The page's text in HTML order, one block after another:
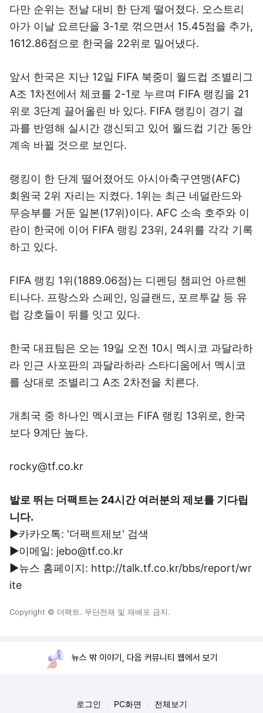
다만 순위는 전날 대비 한 단계 떨어졌다. 오스트리
아가 이날 요르단을 3-1로 꺾으면서 15.45점을 추가,
1612.86점으로 한국을 22위로 밀어냈다.
앞서 한국은 지난 12일 FIFA 북중미 월드컵 조별리그
A조 1차전에서 체코를 2-1로 누르며 FIFA 랭킹을 21
위로 3단계 끌어올린 바 있다. FIFA 랭킹이 경기 결
과를 반영해 실시간 갱신되고 있어 월드컵 기간 동안
계속 바뀔 것으로 보인다.
랭킹이 한 단계 떨어졌어도 아시아축구연맹(AFC)
회원국 2위 자리는 지켰다. 1위는 최근 네덜란드와
무승부를 거둔 일본(17위)이다. AFC 소속 호주와 이
란이 한국에 이어 FIFA 랭킹 23위, 24위를 각각 기록
하고 있다.
FIFA 랭킹 1위(1889.06점)는 디펜딩 챔피언 아르헨
티나다. 프랑스와 스페인, 잉글랜드, 포르투갈 등 유
럽 강호들이 뒤를 잇고 있다.
한국 대표팀은 오는 19일 오전 10시 멕시코 과달라하
라 인근 사포판의 과달라하라 스타디움에서 멕시코
를 상대로 조별리그 A조 2차전을 치른다.
개최국 중 하나인 멕시코는 FIFA 랭킹 13위로, 한국
보다 9계단 높다.
rocky@tf.co.kr
발로 뛰는 더팩트는 24시간 여러분의 제보를 기다립
니다.
▶카카오톡: '더팩트제보' 검색
▶이메일: jebo@tf.co.kr
▶뉴스 홈페이지: http://talk.tf.co.kr/bbs/report/wr
ite
Copyright © 더팩트. 무단전재 및 재배포 금지.
뉴스 밖 이야기, 다음 커뮤니티 웹에서 보기
로그인 PC화면 전체보기